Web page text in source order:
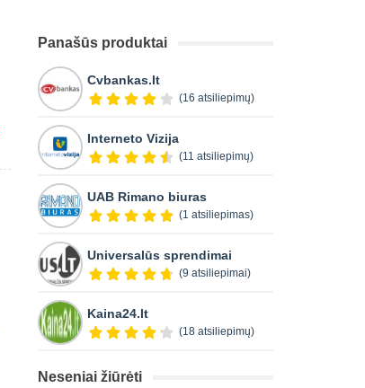
Panašūs produktai
Cvbankas.lt
(16 atsiliepimų)
Interneto Vizija
(11 atsiliepimų)
UAB Rimano biuras
(1 atsiliepimas)
Universalūs sprendimai
(9 atsiliepimai)
Kaina24.lt
(18 atsiliepimų)
Neseniai žiūrėti